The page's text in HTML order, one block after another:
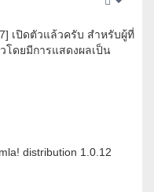
เปิดตัวแล้วครับ สำหรับผู้ที่
โดยมีการแสดงผลเป็น
distribution 1.0.12